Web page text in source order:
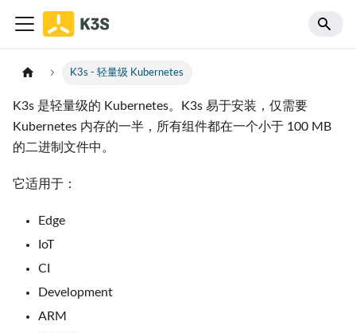
K3s - 轻量级 Kubernetes
K3s 是轻量级的 Kubernetes。K3s 易于安装，仅需要
Kubernetes 内存的一半，所有组件都在一个小于 100 MB
的二进制文件中。
它适用于：
Edge
IoT
CI
Development
ARM